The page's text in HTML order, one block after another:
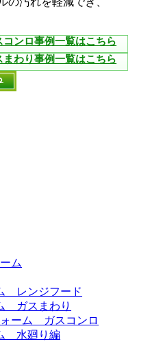
ンロ事例一覧はこちら
わり事例一覧はこちら
ム
レンジフード
ガスまわり
ーム ガスコンロ
水廻り編